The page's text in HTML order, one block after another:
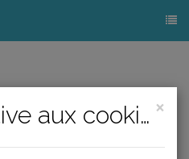
×
Politique relative aux cookies